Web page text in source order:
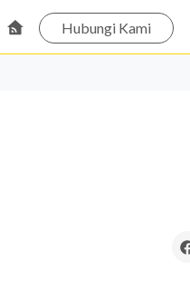
Hubungi Kami